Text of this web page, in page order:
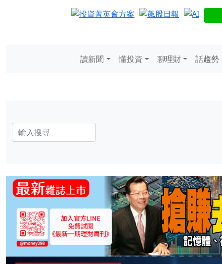
讀新聞 懂投資 聊理財 話趨勢